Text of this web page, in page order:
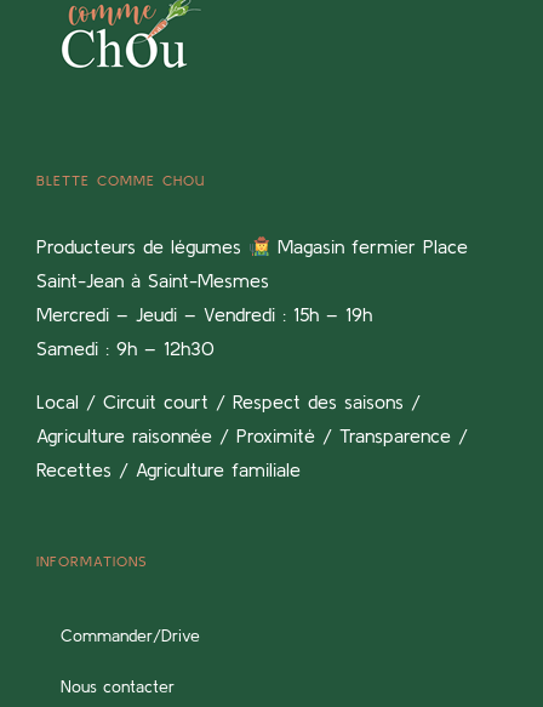
BLETTE COMME CHOU
Producteurs de légumes
Magasin fermier Place
Saint-Jean à Saint-Mesmes
Mercredi – Jeudi – Vendredi : 15h – 19h
Samedi : 9h – 12h30
Local / Circuit court / Respect des saisons /
Agriculture raisonnée / Proximité / Transparence /
Recettes / Agriculture familiale
INFORMATIONS
Commander/Drive
Nous contacter